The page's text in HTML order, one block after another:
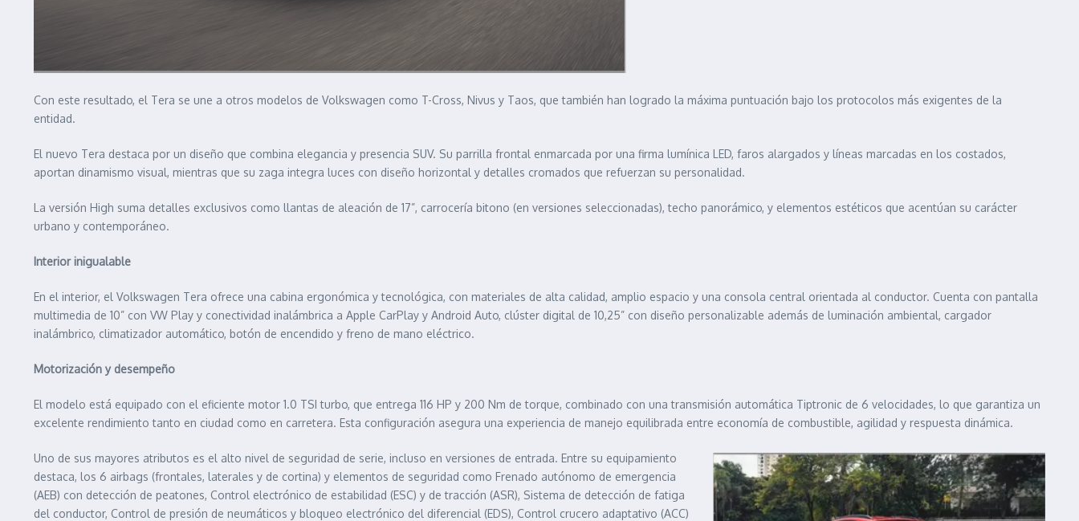
Con este resultado, el Tera se une a otros modelos de Volkswagen como T-Cross, Nivus y Taos, que también han logrado la máxima puntuación bajo los protocolos más exigentes de la
entidad.
El nuevo Tera destaca por un diseño que combina elegancia y presencia SUV. Su parrilla frontal enmarcada por una firma lumínica LED, faros alargados y líneas marcadas en los costados,
aportan dinamismo visual, mientras que su zaga integra luces con diseño horizontal y detalles cromados que refuerzan su personalidad.
La versión High suma detalles exclusivos como llantas de aleación de 17”, carrocería bitono (en versiones seleccionadas), techo panorámico, y elementos estéticos que acentúan su carácter
urbano y contemporáneo.
Interior inigualable
En el interior, el Volkswagen Tera ofrece una cabina ergonómica y tecnológica, con materiales de alta calidad, amplio espacio y una consola central orientada al conductor. Cuenta con pantalla
multimedia de 10” con VW Play y conectividad inalámbrica a Apple CarPlay y Android Auto, clúster digital de 10,25” con diseño personalizable además de luminación ambiental, cargador
inalámbrico, climatizador automático, botón de encendido y freno de mano eléctrico.
Motorización y desempeño
El modelo está equipado con el eficiente motor 1.0 TSI turbo, que entrega 116 HP y 200 Nm de torque, combinado con una transmisión automática Tiptronic de 6 velocidades, lo que garantiza un
excelente rendimiento tanto en ciudad como en carretera. Esta configuración asegura una experiencia de manejo equilibrada entre economía de combustible, agilidad y respuesta dinámica.
Uno de sus mayores atributos es el alto nivel de seguridad de serie, incluso en versiones de entrada. Entre su equipamiento
destaca, los 6 airbags (frontales, laterales y de cortina) y elementos de seguridad como Frenado autónomo de emergencia
(AEB) con detección de peatones, Control electrónico de estabilidad (ESC) y de tracción (ASR), Sistema de detección de fatiga
del conductor, Control de presión de neumáticos y bloqueo electrónico del diferencial (EDS), Control crucero adaptativo (ACC)